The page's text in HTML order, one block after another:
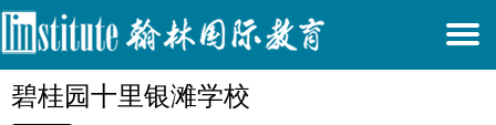
碧桂园十里银滩学校